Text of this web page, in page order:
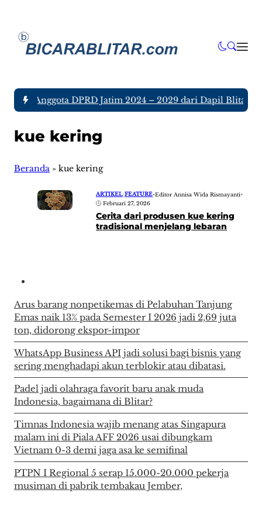
tujuh Anggota DPRD Jatim 2024 – 2029 dari Dapil Blitar
kue kering
Beranda » kue kering
ARTIKEL FEATURE•Editor Annisa Wida Rismayanti•
Februari 27, 2026
Cerita dari produsen kue kering
tradisional menjelang lebaran
Arus barang nonpetikemas di Pelabuhan Tanjung
Emas naik 13% pada Semester I 2026 jadi 2,69 juta
ton, didorong ekspor-impor
WhatsApp Business API jadi solusi bagi bisnis yang
sering menghadapi akun terblokir atau dibatasi.
Padel jadi olahraga favorit baru anak muda
Indonesia, bagaimana di Blitar?
Timnas Indonesia wajib menang atas Singapura
malam ini di Piala AFF 2026 usai dibungkam
Vietnam 0-3 demi jaga asa ke semifinal
PTPN I Regional 5 serap 15.000-20.000 pekerja
musiman di pabrik tembakau Jember,